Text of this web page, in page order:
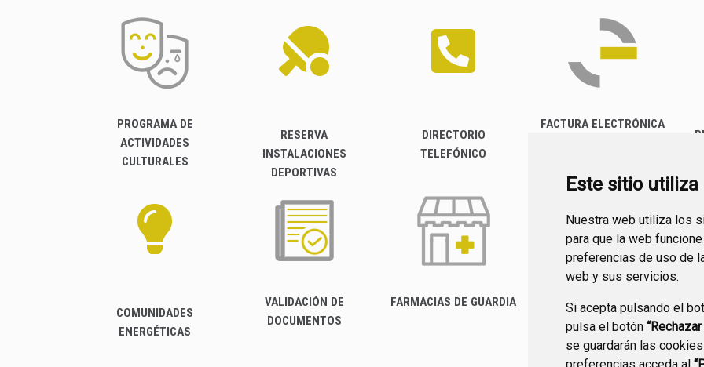
Este sitio
Nuestra web utiliza los
para que la web
preferencias de uso de
web y sus servicios.
Si acepta pulsando el
pulsa el botón
se guardarán las
PROGRAMA DE
ACTIVIDADES
CULTURALES
RESERVA
INSTALACIONES
DEPORTIVAS
DIRECTORIO
TELEFÓNICO
FACTURA ELECTRÓNICA
COMUNIDADES
ENERGÉTICAS
VALIDACIÓN DE
DOCUMENTOS
FARMACIAS DE GUARDIA
CANAL YOUTUBE